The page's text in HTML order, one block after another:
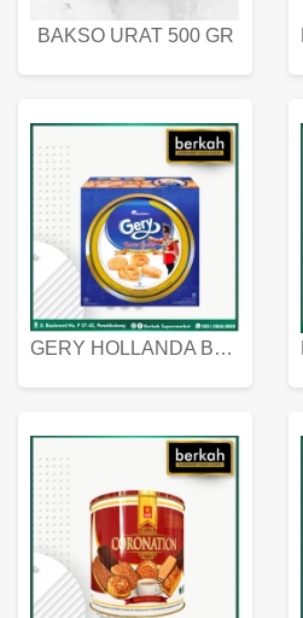
BAKSO URAT 500 GR
GERY HOLLANDA BUTTER COOKIES 450 GRAM